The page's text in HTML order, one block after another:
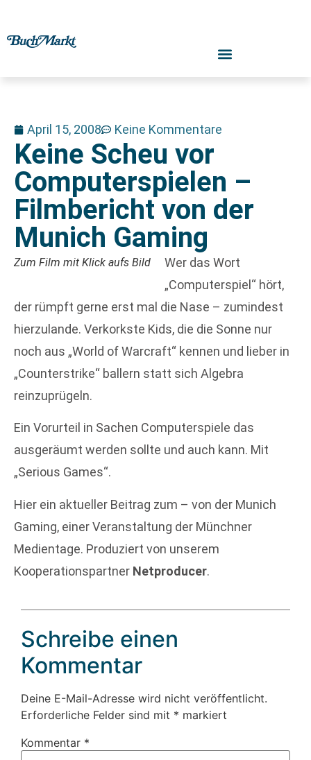
April 15, 2008 Keine Kommentare
Keine Scheu vor
Computerspielen –
Filmbericht von der
Munich Gaming
Zum Film mit Klick aufs Bild
Wer das Wort
„Computerspiel“ hört,
der rümpft gerne erst mal die Nase – zumindest
hierzulande. Verkorkste Kids, die die Sonne nur
noch aus „World of Warcraft“ kennen und lieber in
„Counterstrike“ ballern statt sich Algebra
reinzuprügeln.
Ein Vorurteil in Sachen Computerspiele das
ausgeräumt werden sollte und auch kann. Mit
„Serious Games“.
Hier ein aktueller Beitrag zum – von der Munich
Gaming, einer Veranstaltung der Münchner
Medientage. Produziert von unserem
Kooperationspartner Netproducer.
Schreibe einen
Kommentar
Deine E-Mail-Adresse wird nicht veröffentlicht.
Erforderliche Felder sind mit * markiert
Kommentar *